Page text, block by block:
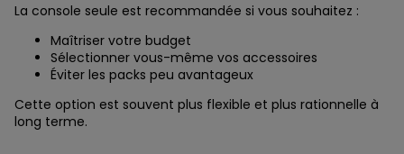
La console seule est recommandée si vous souhaitez :
Maîtriser votre budget
Sélectionner vous-même vos accessoires
Éviter les packs peu avantageux
Cette option est souvent plus flexible et plus rationnelle à
long terme.